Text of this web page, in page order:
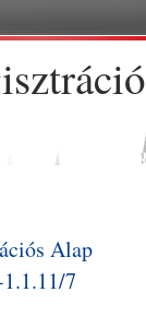
Alap
7